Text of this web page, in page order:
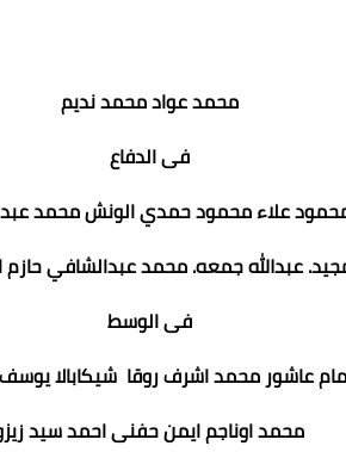
محمد عواد محمد نديم
فى الدفاع
علاء محمود حمدي الونش محمد
عبدالله جمعه. محمد عبدالشافي حازم
فى الوسط
عاشور محمد اشرف روقا شيكابالا يوسف
محمد اوناجم ايمن حفنى احمد سيد